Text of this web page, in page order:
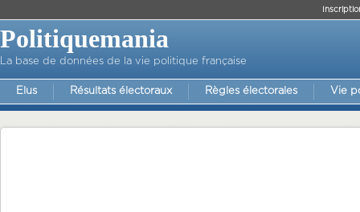
Politiquemania
La base de données de la vie politique française
Elus Résultats électoraux Règles électorales Vie